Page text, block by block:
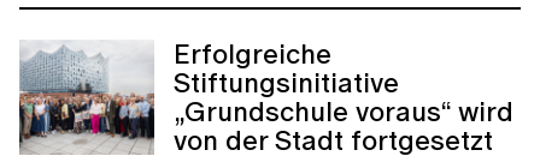
Erfolgreiche
Stiftungsinitiative
„Grundschule voraus“ wird
von der Stadt fortgesetzt